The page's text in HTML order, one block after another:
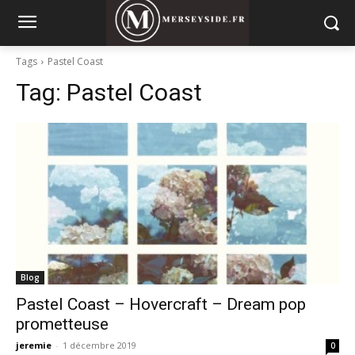
Tags Pastel Coast
Tag: Pastel Coast
Blog
Pastel Coast – Hovercraft – Dream pop
prometteuse
jeremie - 1 décembre 2019 0